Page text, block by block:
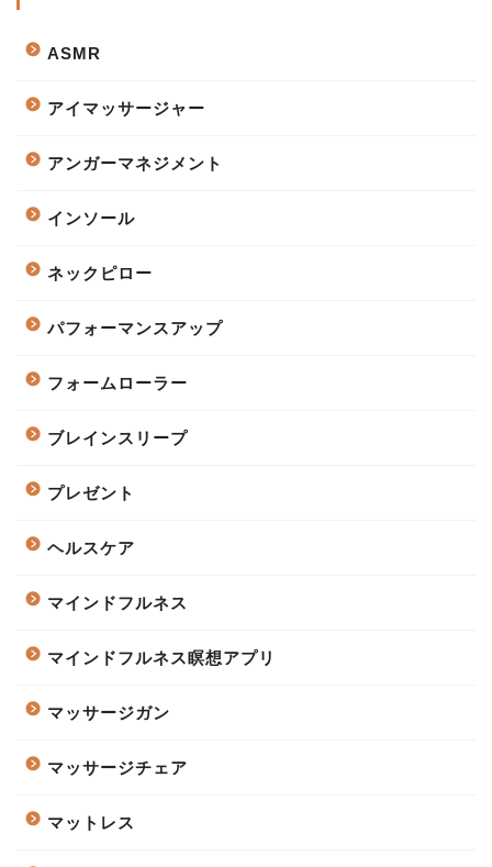
ASMR
アイマッサージャー
アンガーマネジメント
インソール
ネックピロー
パフォーマンスアップ
フォームローラー
ブレインスリープ
プレゼント
ヘルスケア
マインドフルネス
マインドフルネス瞑想アプリ
マッサージガン
マッサージチェア
マットレス